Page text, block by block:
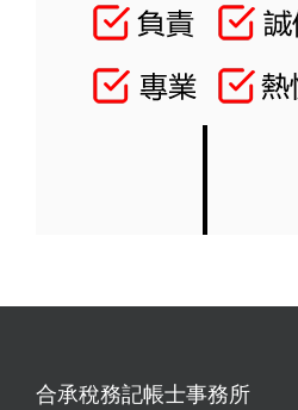
合承稅務記帳士事務所